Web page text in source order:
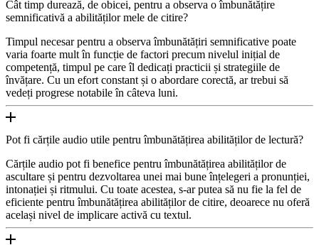
Cât timp durează, de obicei, pentru a observa o îmbunătățire
semnificativă a abilităților mele de citire?
Timpul necesar pentru a observa îmbunătățiri semnificative poate
varia foarte mult în funcție de factori precum nivelul inițial de
competență, timpul pe care îl dedicați practicii și strategiile de
învățare. Cu un efort constant și o abordare corectă, ar trebui să
vedeți progrese notabile în câteva luni.
Pot fi cărțile audio utile pentru îmbunătățirea abilităților de lectură?
Cărțile audio pot fi benefice pentru îmbunătățirea abilităților de
ascultare și pentru dezvoltarea unei mai bune înțelegeri a pronunției,
intonației și ritmului. Cu toate acestea, s-ar putea să nu fie la fel de
eficiente pentru îmbunătățirea abilităților de citire, deoarece nu oferă
același nivel de implicare activă cu textul.